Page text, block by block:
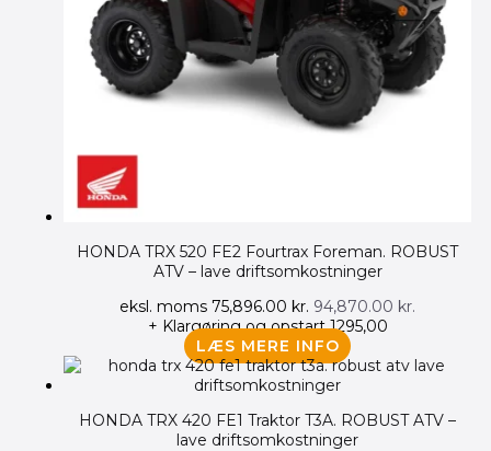
HONDA TRX 520 FE2 Fourtrax Foreman. ROBUST
ATV – lave driftsomkostninger
eksl. moms 75,896.00 kr. 94,870.00 kr.
+ Klargøring og opstart 1295,00
LÆS MERE INFO
HONDA TRX 420 FE1 Traktor T3A. ROBUST ATV –
lave driftsomkostninger